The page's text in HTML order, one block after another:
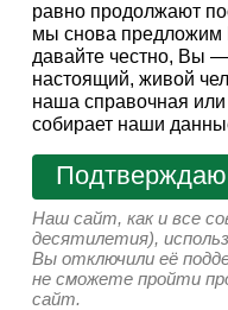
равно продолжают
мы снова предложим
давайте честно, Вы
настоящий, живой
наша справочная
собирает наши
Наш сайт, как и все
десятилетия),
Вы отключили её
не сможете пройти
сайт.